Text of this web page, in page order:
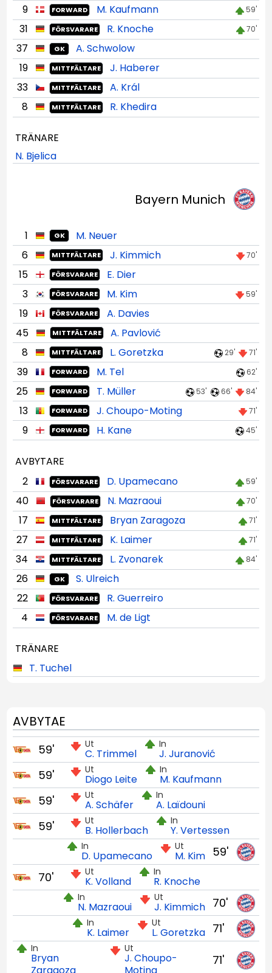
9 FORWARD M. Kaufmann 59'
31 FÖRSVARARE R. Knoche 70'
37 GK
A. Schwolow
19
MITTFÄLTARE
J. Haberer
33
MITTFÄLTARE
A. Král
8
MITTFÄLTARE R. Khedira
TRÄNARE
N. Bjelica
Bayern Munich
1 GK
M. Neuer
6
MITTFÄLTARE J. Kimmich 70'
15 FÖRSVARARE
E. Dier
3
FÖRSVARARE M. Kim 59'
19 FÖRSVARARE
A. Davies
45
MITTFÄLTARE
A. Pavlović
8
MITTFÄLTARE L. Goretzka 29' 71'
39 FORWARD M. Tel 62'
25 FORWARD T. Müller 53' 66' 84'
13 FORWARD J. Choupo-Moting 71'
9 FORWARD H. Kane 45'
AVBYTARE
2
FÖRSVARARE D. Upamecano 59'
40 FÖRSVARARE N. Mazraoui 70'
17 MITTFÄLTARE Bryan Zaragoza 71'
27 MITTFÄLTARE K. Laimer 71'
34 MITTFÄLTARE L. Zvonarek 84'
26 GK
S. Ulreich
22
FÖRSVARARE
R. Guerreiro
4
FÖRSVARARE M. de Ligt
TRÄNARE
T. Tuchel
AVBYTAE
Ut
C. Trimmel
In
J. Juranović
59'
Ut
Diogo Leite
In
M. Kaufmann
59'
Ut
A. Schäfer
In
A. Laïdouni
59'
Ut
B. Hollerbach
In
Y. Vertessen
59'
59'
Ut
M. Kim
In
D. Upamecano
Ut
K. Volland
In
R. Knoche
70'
70'
Ut
J. Kimmich
In
N. Mazraoui
71'
Ut
L. Goretzka
In
K. Laimer
71'
Ut
J. Choupo-
Moting
In
Bryan
Zaragoza